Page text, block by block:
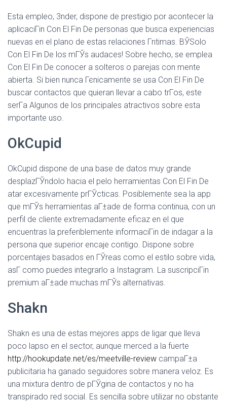
Esta empleo, 3nder, dispone de prestigio por acontecer la
aplicaciГіn Con El Fin De personas que busca experiencias
nuevas en el plano de estas relaciones Г­ntimas. ВЎSolo
Con El Fin De los mГЎs audaces! Sobre hecho, se emplea
Con El Fin De conocer a solteros o parejas con mente
abierta. Si bien nunca Гєnicamente se usa Con El Fin De
buscar contactos que quieran llevar a cabo trГ­os, este
serГ­a Algunos de los principales atractivos sobre esta
importante uso.
OkCupid
OkCupid dispone de una base de datos muy grande
desplazГЎndolo hacia el pelo herramientas Con El Fin De
atar excesivamente prГЎcticas. Posiblemente sea la app
que mГЎs herramientas aГ±ade de forma continua, con un
perfil de cliente extremadamente eficaz en el que
encuentras la preferiblemente informaciГіn de indagar a la
persona que superior encaje contigo. Dispone sobre
porcentajes basados en ГЎreas como el estilo sobre vida,
asГ­ como puedes integrarlo a Instagram. La suscripciГіn
premium aГ±ade muchas mГЎs alternativas.
Shakn
Shakn es una de estas mejores apps de ligar que lleva
poco lapso en el sector, aunque merced a la fuerte
http://hookupdate.net/es/meetville-review campaГ±a
publicitaria ha ganado seguidores sobre manera veloz. Es
una mixtura dentro de pГЎgina de contactos y no ha
transpirado red social. Es sencilla sobre utilizar no obstante